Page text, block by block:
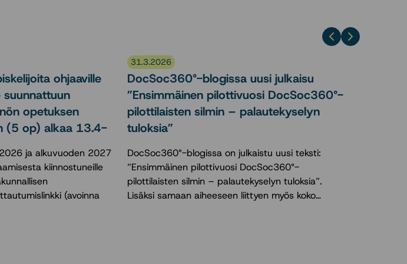
ohjaaville
opetuksen
(5 op) alkaa 13.4-
ja alkuvuoden 2027
kiinnostuneille
(avoinna
31.3.2026
DocSoc360°-blogissa uusi julkaisu
”Ensimmäinen pilottivuosi DocSoc360°-
pilottilaisten silmin – palautekyselyn
tuloksia”
DocSoc360°-blogissa on julkaistu uusi teksti:
”Ensimmäinen pilottivuosi DocSoc360°-
pilottilaisten silmin – palautekyselyn tuloksia”.
Lisäksi samaan aiheeseen liittyen myös koko…